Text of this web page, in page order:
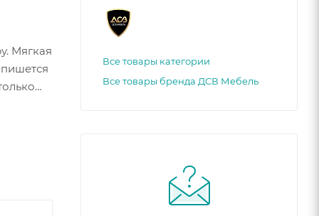
Мягкая
Все товары категории
Все товары бренда ДСВ Мебель